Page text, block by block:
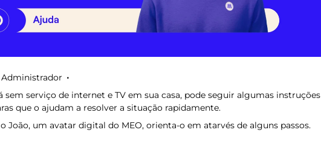
Administrador
sem serviço de internet e TV em sua casa, pode seguir algumas instruções
que o ajudam a resolver a situação rapidamente.
João, um avatar digital do MEO, orienta-o em atarvés de alguns passos.